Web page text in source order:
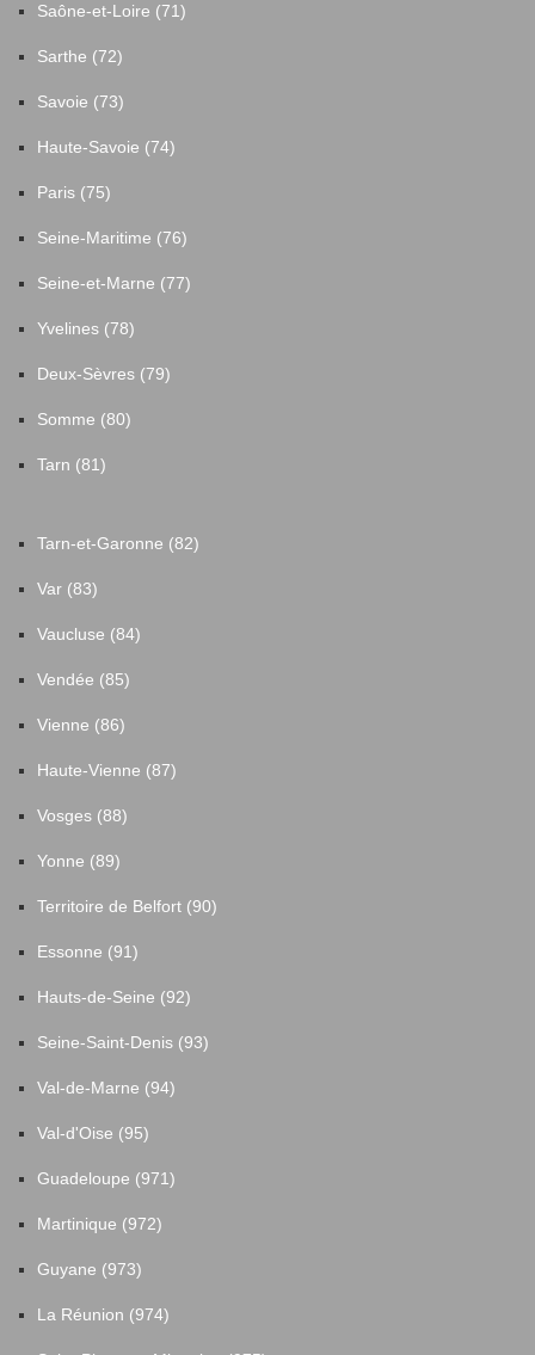
Saône-et-Loire (71)
Sarthe (72)
Savoie (73)
Haute-Savoie (74)
Paris (75)
Seine-Maritime (76)
Seine-et-Marne (77)
Yvelines (78)
Deux-Sèvres (79)
Somme (80)
Tarn (81)
Tarn-et-Garonne (82)
Var (83)
Vaucluse (84)
Vendée (85)
Vienne (86)
Haute-Vienne (87)
Vosges (88)
Yonne (89)
Territoire de Belfort (90)
Essonne (91)
Hauts-de-Seine (92)
Seine-Saint-Denis (93)
Val-de-Marne (94)
Val-d'Oise (95)
Guadeloupe (971)
Martinique (972)
Guyane (973)
La Réunion (974)